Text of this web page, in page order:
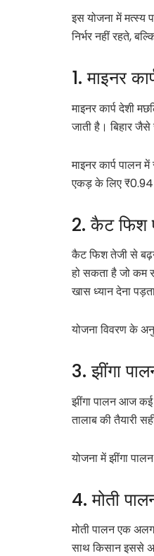
इस योजना में मत्स्य
निर्भर नहीं रहते,
1. माइनर
माइनर कार्प देशी
जाती है। बिहार
माइनर कार्प पालन
एकड़ के लिए ₹0.94
2. कैट फिश
कैट फिश तेजी से बढ़ने
हो सकता है जो कम
खास ध्यान देना
योजना विवरण के
3. झींगा
झींगा पालन आज कई
तालाब की तैयारी
योजना में झींगा
4. मोती
मोती पालन एक
साथ किसान इससे